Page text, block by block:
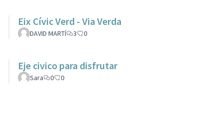
Eix Cívic Verd - Via Verda
DAVID MARTÍ 3 0
Eje civico para disfrutar
Sara 0 0